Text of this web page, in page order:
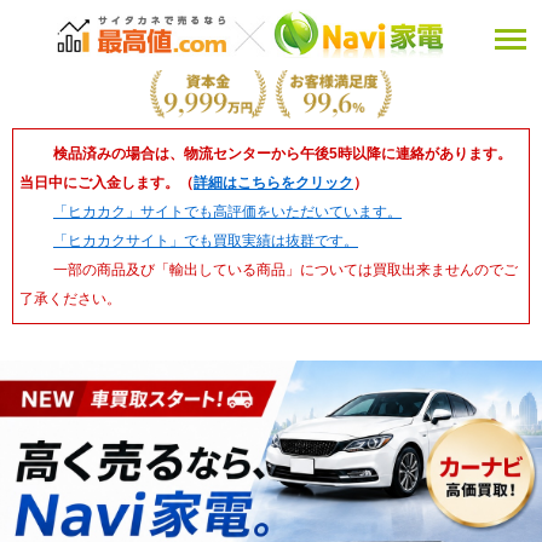
検品済みの場合は、物流センターから午後5時以降に連絡があります。
当日中にご入金します。（詳細はこちらをクリック ）
「ヒカカク」サイトでも高評価をいただいています。
「ヒカカクサイト」でも買取実績は抜群です。
一部の商品及び「輸出している商品」については買取出来ませんのでご
了承ください。